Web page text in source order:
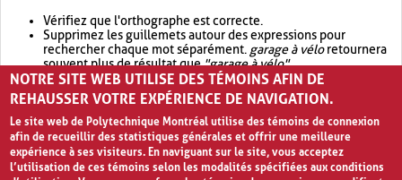
Vérifiez que l'orthographe est correcte.
Supprimez les guillemets autour des expressions pour
rechercher chaque mot séparément. garage à véloretournera
souvent plus de résultat que"garage à vélo".
Envisagez d'élargir votre recherche avec OR.garage OR vélo
retournera souvent plus de résultat quegarage à vélo
NOTRE SITE WEB UTILISE DES TÉMOINS AFIN DE
REHAUSSER VOTRE EXPÉRIENCE DE NAVIGATION.
Le site web de Polytechnique Montréal utilise des témoins de connexion
afin de recueillir des statistiques générales et offrir une meilleure
expérience à ses visiteurs. En naviguant sur le site, vous acceptez
l’utilisation de ces témoins selon les modalités spécifiées aux conditions